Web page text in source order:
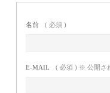
名前 ( 必須 )
E-MAIL ( 必須 ) ※ 公開さ